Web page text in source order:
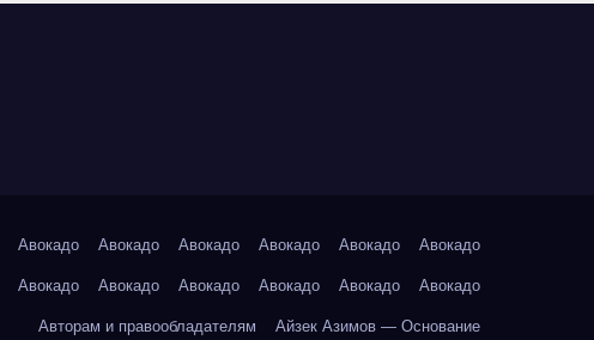
Авокадо Авокадо Авокадо Авокадо Авокадо Авокадо
Авокадо Авокадо Авокадо Авокадо Авокадо Авокадо
Авторам и правообладателям Айзек Азимов — Основание